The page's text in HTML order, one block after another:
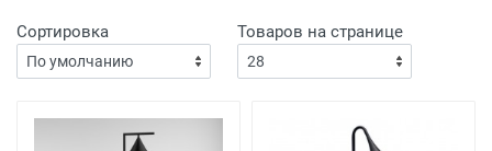
Сортировка Товаров на странице